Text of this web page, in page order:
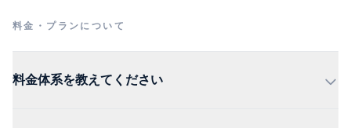
料金・プランについて
料金体系を教えてください